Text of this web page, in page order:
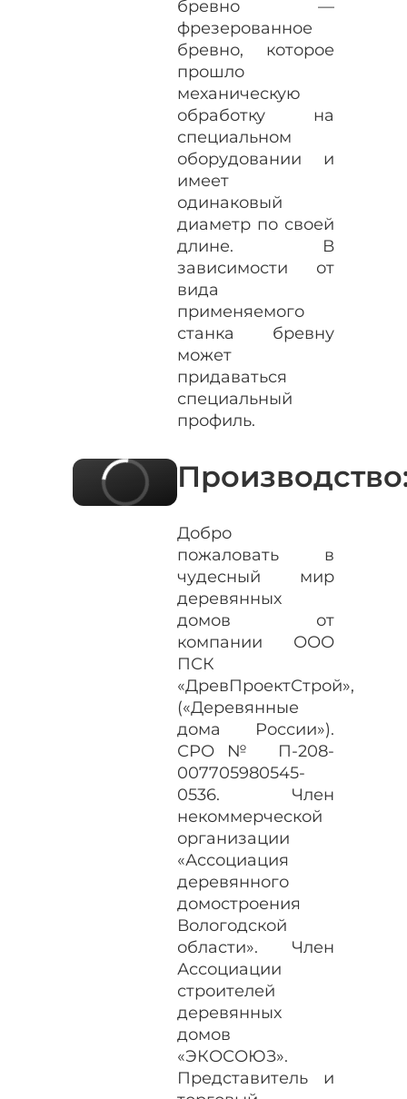
бревно —
фрезерованное
бревно, которое
прошло
механическую
обработку на
специальном
оборудовании и
имеет
одинаковый
диаметр по своей
длине. В
зависимости от
вида
применяемого
станка бревну
может
придаваться
специальный
профиль.
Добро
пожаловать в
чудесный мир
деревянных
домов от
компании ООО
ПСК
«ДревПроектСтрой»,
(«Деревянные
дома России»).
СРО№ П-208-
007705980545-
0536. Член
некоммерческой
организации
«Ассоциация
деревянного
домостроения
Вологодской
области». Член
Ассоциации
строителей
деревянных
домов
«ЭКОСОЮЗ».
Представитель и